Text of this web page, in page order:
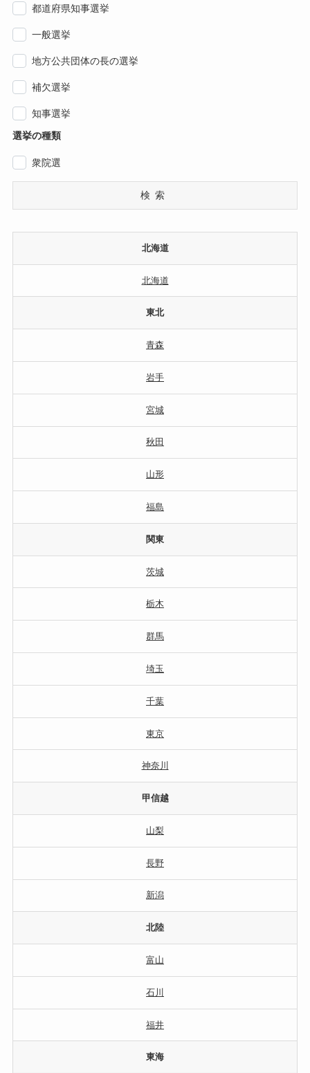
都道府県知事選挙
一般選挙
地方公共団体の長の選挙
補欠選挙
知事選挙
選挙の種類
衆院選
検索
北海道
北海道
東北
青森
岩手
宮城
秋田
山形
福島
関東
茨城
栃木
群馬
埼玉
千葉
東京
神奈川
甲信越
山梨
長野
新潟
北陸
富山
石川
福井
東海